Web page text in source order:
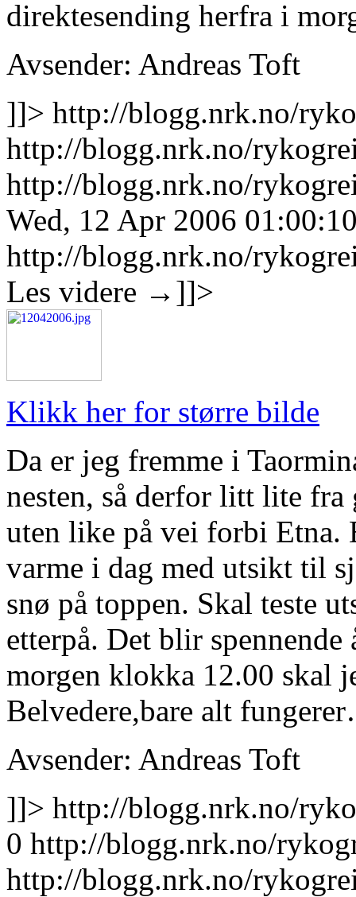
direktesending herfra i
Avsender: Andreas Toft
]]> http://blogg.nrk.no/
http://blogg.nrk.no/
http://blogg.nrk.no/
Wed, 12 Apr 2006
http://blogg.nrk.no/
Les videre → ]]>
Klikk her for større bilde
Da er jeg fremme i
nesten, så derfor litt lite
uten like på vei forbi Etna.
varme i dag med utsikt til
snø på toppen. Skal teste
etterpå. Det blir
morgen klokka 12.00 skal
Belvedere,bare alt
Avsender: Andreas Toft
]]> http://blogg.nrk.no/
0 http://blogg.nrk.no/
http://blogg.nrk.no/